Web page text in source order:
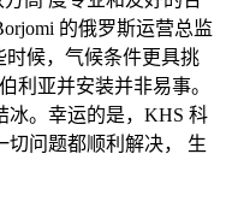
的俄罗斯运营总监
时候，气候条件更具挑
利亚并安装并非易事。
冰。幸运的是，KHS 科
切问题都顺利解决， 生